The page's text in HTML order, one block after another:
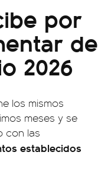
por
de
2026
los mismos
meses y se
con las
establecidos